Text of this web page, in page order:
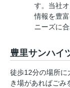
す。当社
情報を豊
ニーズに
豊里サンハイ
徒歩12分の場所に
き場があればごみ